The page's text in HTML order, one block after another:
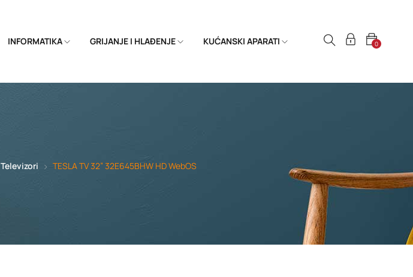
INFORMATIKA GRIJANJE I HLAĐENJE KUĆANSKI APARATI 0
Televizori TESLA TV 32” 32E645BHW HD WebOS